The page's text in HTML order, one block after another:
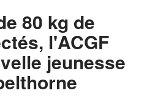
80 kg de
l'ACGF
jeunesse